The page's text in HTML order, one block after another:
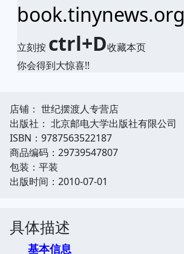
book.tinynews.org
立刻按 ctrl+D收藏本页
你会得到大惊喜!!
店铺： 世纪摆渡人专营店
出版社： 北京邮电大学出版社有限公司
ISBN：9787563522187
商品编码：29739547807
包装：平装
出版时间：2010-07-01
具体描述
基本信息